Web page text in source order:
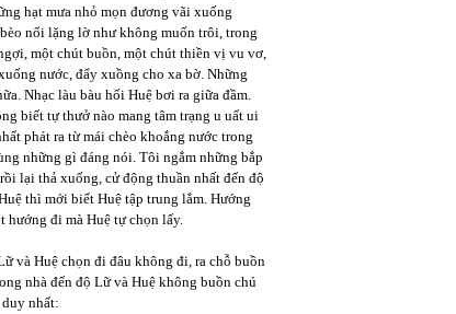
hạt mưa nhỏ mọn đương vãi xuống
nổi lặng lờ như không muốn trôi, trong
một chút buồn, một chút thiền vị vu vơ,
nước, đẩy xuồng cho xa bờ. Những
Nhạc làu bàu hối Huệ bơi ra giữa đầm.
biết tự thưở nào mang tâm trạng u uất ui
phát ra từ mái chèo khoắng nước trong
những gì đáng nói. Tôi ngắm những bắp
lại thả xuống, cử động thuần nhất đến độ
thì mới biết Huệ tập trung lắm. Hướng
hướng đi mà Huệ tự chọn lấy.
và Huệ chọn đi đâu không đi, ra chỗ buồn
nhà đến độ Lữ và Huệ không buồn chú
nhất: